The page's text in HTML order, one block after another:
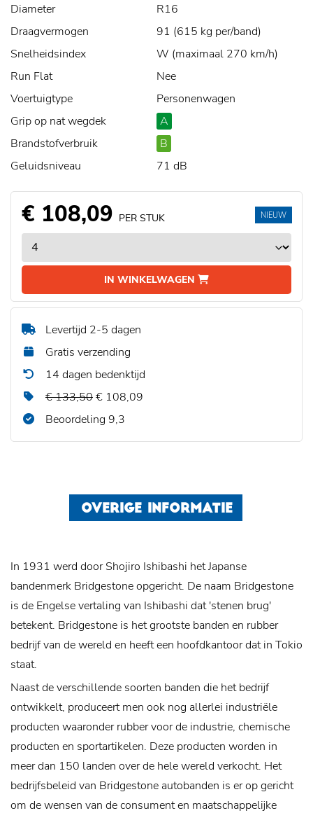
Diameter
R16
Draagvermogen
91 (615 kg per/band)
Snelheidsindex
W (maximaal 270 km/h)
Run Flat
Nee
Voertuigtype
Personenwagen
Grip op nat wegdek
A
Brandstofverbruik
B
Geluidsniveau
71 dB
€ 108,09 PER STUK
IN WINKELWAGEN
NIEUW
Levertijd 2-5 dagen
Gratis verzending
14 dagen bedenktijd
€ 133,50€ 108,09
Beoordeling 9,3
OVERIGE INFORMATIE
In 1931 werd door Shojiro Ishibashi het Japanse
bandenmerk Bridgestone opgericht. De naam Bridgestone
is de Engelse vertaling van Ishibashi dat 'stenen brug'
betekent. Bridgestone is het grootste banden en rubber
bedrijf van de wereld en heeft een hoofdkantoor dat in Tokio
staat.
Naast de verschillende soorten banden die het bedrijf
ontwikkelt, produceert men ook nog allerlei industriële
producten waaronder rubber voor de industrie, chemische
producten en sportartikelen. Deze producten worden in
meer dan 150 landen over de hele wereld verkocht. Het
bedrijfsbeleid van Bridgestone autobanden is er op gericht
om de wensen van de consument en maatschappelijke